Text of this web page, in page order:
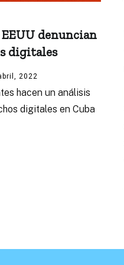
denuncian
digitales
2022
hacen un análisis
digitales en Cuba